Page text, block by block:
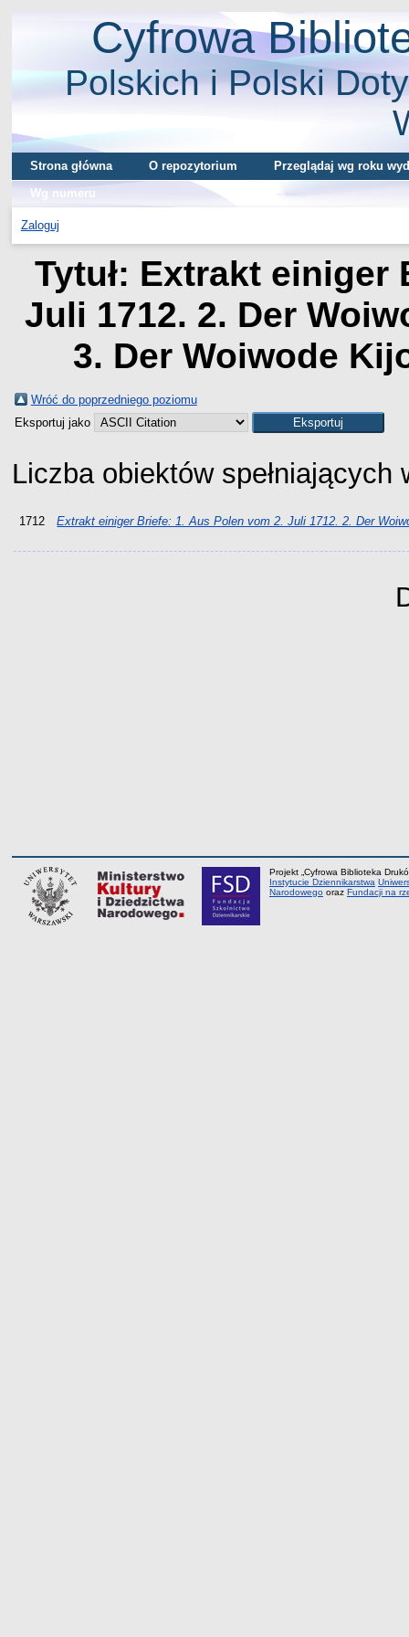
Cyfrowa
Polskich i Polski
Strona główna O repozytorium
Przeglądaj wg roku
Wg numeru
Zaloguj
Tytuł: Extrakt einiger
Juli 1712. 2. Der
3. Der Woiwode
Wróć do poprzedniego poziomu
Eksportuj jako
Liczba obiektów
1712 Extrakt einiger Briefe: 1. Aus Polen vom 2. Juli 1712. 2. Der
Projekt „Cyfrowa Biblioteka
Instytucie Dziennikarstwa
Narodowego orazFundacji na